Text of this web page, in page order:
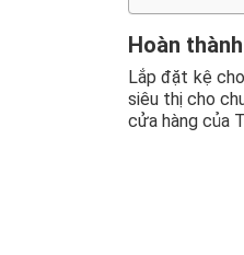
Hoàn
Lắp đặt kệ
siêu thị cho
cửa hàng của